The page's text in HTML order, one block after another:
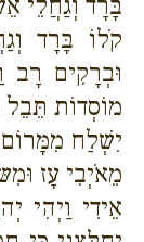
קֹלוֹ בָּרָד
וּבְרָקִים
מוֹסְדוֹת
יִשְׁלַח מִמָּרוֹם
מֵאֹיְבִי עָז
אֵידִי וַיְהִי